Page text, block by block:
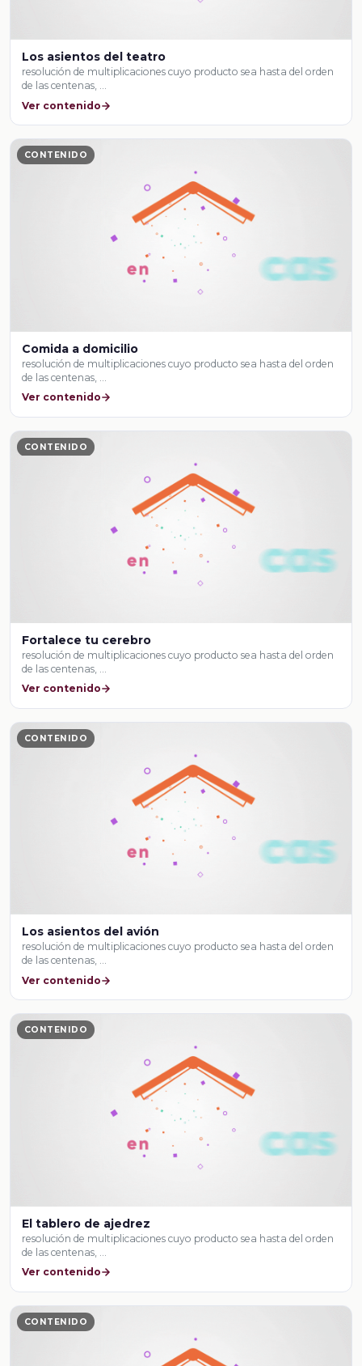
Los asientos del teatro
resolución de multiplicaciones cuyo producto sea hasta del orden
de las centenas, …
Ver contenido
CONTENIDO
Comida a domicilio
resolución de multiplicaciones cuyo producto sea hasta del orden
de las centenas, …
Ver contenido
CONTENIDO
Fortalece tu cerebro
resolución de multiplicaciones cuyo producto sea hasta del orden
de las centenas, …
Ver contenido
CONTENIDO
Los asientos del avión
resolución de multiplicaciones cuyo producto sea hasta del orden
de las centenas, …
Ver contenido
CONTENIDO
El tablero de ajedrez
resolución de multiplicaciones cuyo producto sea hasta del orden
de las centenas, …
Ver contenido
CONTENIDO